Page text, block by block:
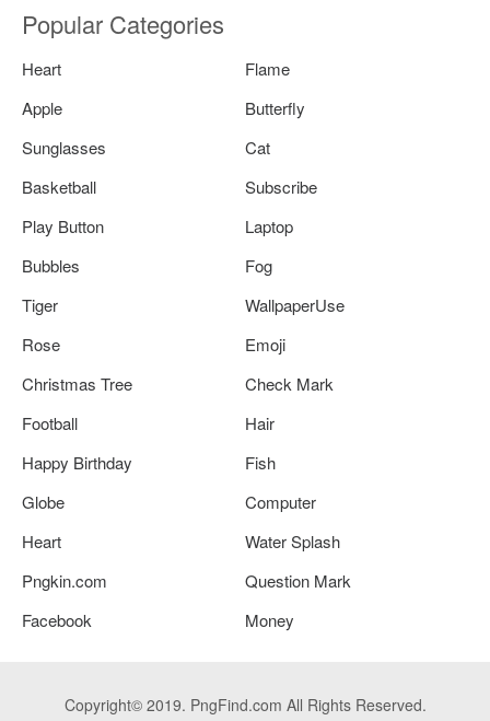
Popular Categories
Heart
Flame
Apple
Butterfly
Sunglasses
Cat
Basketball
Subscribe
Play Button
Laptop
Bubbles
Fog
Tiger
WallpaperUse
Rose
Emoji
Christmas Tree
Check Mark
Football
Hair
Happy Birthday
Fish
Globe
Computer
Heart
Water Splash
Pngkin.com
Question Mark
Facebook
Money
Copyright© 2019. PngFind.com All Rights Reserved.